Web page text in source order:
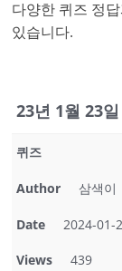
다양한 퀴즈 정
있습니다.
23년 1월 23
퀴즈
Author 삼색이
Date 2024-01-
Views 439